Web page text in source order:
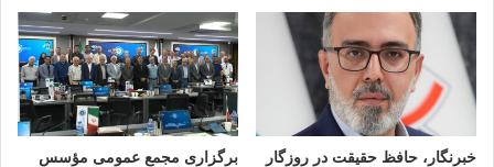
روزهای پیش‌رو تقاضا می کنیم و در این راستا، تمامی دستگاه‌های
اجرایی استان هم‌افزایی و همکاری خواهند داشت.
خبرنگار، حافظ حقیقت در روزگار
برگزاری مجمع عمومی مؤسس